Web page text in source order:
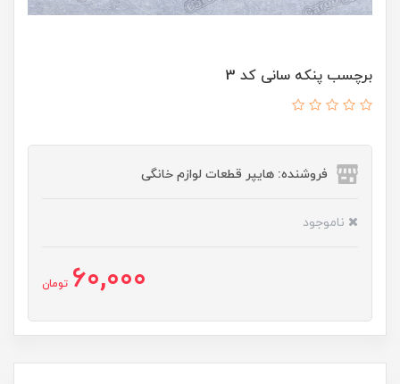
برچسب پنکه سانی کد 3
فروشنده: هایپر قطعات لوازم خانگی
ناموجود
60,000 تومان